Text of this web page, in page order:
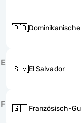
🇩🇴
E
🇸🇻El Salvador
F 🇬🇫Französisch-